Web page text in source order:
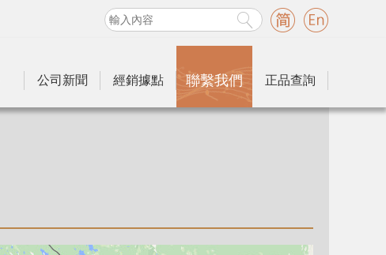
公司新聞 經銷據點 聯繫我們 正品查詢